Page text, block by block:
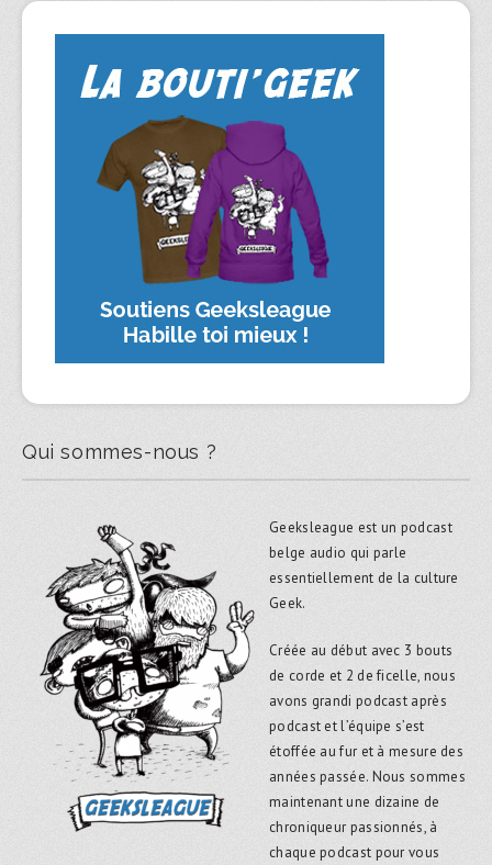
Qui sommes-nous ?
Geeksleague est un podcast
belge audio qui parle
essentiellement de la culture
Geek.
Créée au début avec 3 bouts
de corde et 2 de ficelle, nous
avons grandi podcast après
podcast et l’équipe s’est
étoffée au fur et à mesure des
années passée. Nous sommes
maintenant une dizaine de
chroniqueur passionnés, à
chaque podcast pour vous